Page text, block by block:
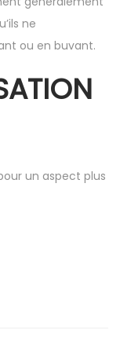
ne
ou en buvant.
un aspect plus